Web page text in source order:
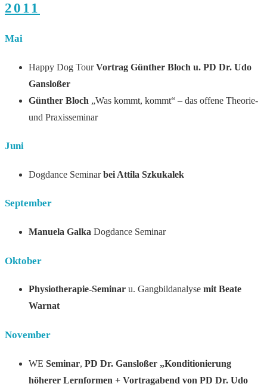
2011
Mai
Happy Dog TourVortrag Günther Bloch u. PD Dr. Udo
Gansloßer
Günther Bloch „Was kommt, kommt“ – das offene Theorie-
und Praxisseminar
Juni
Dogdance Seminarbei Attila Szkukalek
September
Manuela Galka Dogdance Seminar
Oktober
Physiotherapie-Seminar u. Gangbildanalyse mit Beate
Warnat
November
WE Seminar, PD Dr. Gansloßer „Konditionierung
höherer Lernformen + Vortragabend von PD Dr. Udo